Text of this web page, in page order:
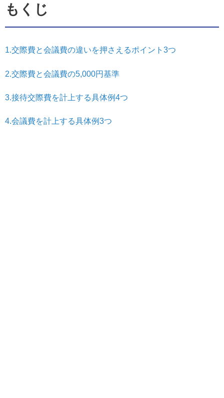
もくじ
1.交際費と会議費の違いを押さえるポイント3つ
2.交際費と会議費の5,000円基準
3.接待交際費を計上する具体例4つ
4.会議費を計上する具体例3つ